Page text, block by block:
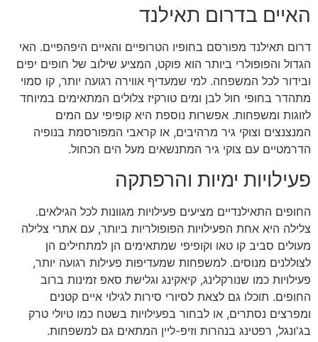
האיים בדרום תאילנד
דרום תאילנד מפורסם בחופיו הטרופיים והאיים היפהפיים. האי
הגדול והפופולרי ביותר הוא פוקט, המציע שילוב של חופים יפים
ובידור לכל המשפחה. למי שמעדיף אווירה רגועה יותר, קו סמוי
מתהדר בחופי חול לבן ומים טורקיז צלולים המתאימים במיוחד
לזוגות ומשפחות. אפשרות נוספת היא קופיפי עם המים
המנצנצים וצוקי גיר מרהיבים, או קראבי המפורסמת בנופיה
הדרמטיים עם צוקי גיר המתנשאים מעל הים הכחול.
פעילויות ימיות והרפתקה
החופים התאילנדיים מציעים פעילויות מגוונות לכל הגילאים.
צלילה היא אחת הפעילויות הפופולריות ביותר, עם אתרי צלילה
מעולים סביב קו טאו וקופיפי שמתאימים הן למתחילים הן
לצוללנים מנוסים. למשפחות שמעדיפות פעילות רגועה יותר,
פעילויות כמו שנורקלינג, קיאקינג וגלישת סאפ זמינות ברוב
החופים. תוכלו גם לצאת לסיורי סירות לגילוי איים קטנים
ומפרצים נסתרים, או לבחור בפעילויות בשטח כמו טיולי טרק
בג'ונגל, רפטינג בנהרות וזיפ-ליין המתאים גם למשפחות.